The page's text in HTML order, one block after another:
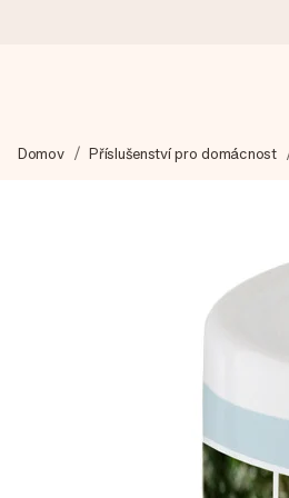
Váš dárek vytvoříme s láskou a
4,8 (na základě +15 000
Naše dárky inspirují. Zákazníci
Vytvořte něco jedinečného
Domov Příslušenství pro domácnost